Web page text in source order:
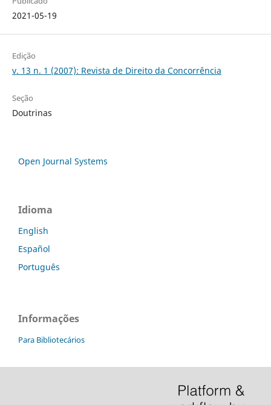
2021-05-19
Edição
v. 13 n. 1 (2007): Revista de Direito da Concorrência
Seção
Doutrinas
Open Journal Systems
Idioma
English
Español
Português
Informações
Para Bibliotecários